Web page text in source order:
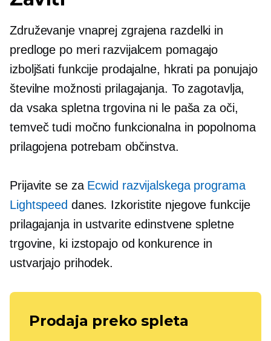
Združevanje vnaprej zgrajena razdelki in
predloge po meri razvijalcem pomagajo
izboljšati funkcije prodajalne, hkrati pa ponujajo
številne možnosti prilagajanja. To zagotavlja,
da vsaka spletna trgovina ni le paša za oči,
temveč tudi močno funkcionalna in popolnoma
prilagojena potrebam občinstva.
Prijavite se za Ecwid razvijalskega programa
Lightspeed danes. Izkoristite njegove funkcije
prilagajanja in ustvarite edinstvene spletne
trgovine, ki izstopajo od konkurence in
ustvarjajo prihodek.
Prodaja preko spleta